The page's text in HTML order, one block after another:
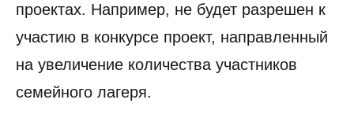
проектах. Например, не будет разрешен к
участию в конкурсе проект, направленный
на увеличение количества участников
семейного лагеря.